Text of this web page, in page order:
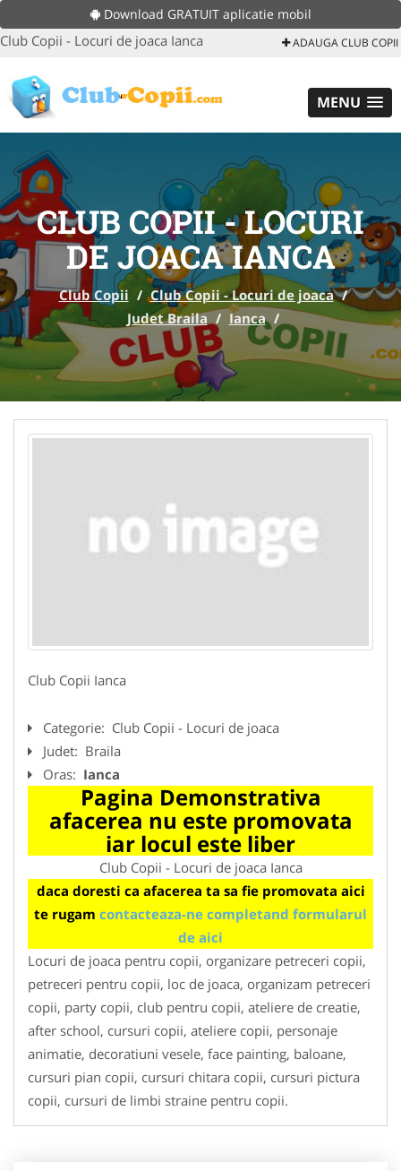
Download GRATUIT aplicatie mobil
Club Copii - Locuri de joaca Ianca ADAUGA CLUB COPII
MENU
CLUB COPII - LOCURI
DE JOACA IANCA
Club Copii / Club Copii - Locuri de joaca /
Judet Braila / Ianca /
Club Copii Ianca
Categorie: Club Copii - Locuri de joaca
Judet: Braila
Oras: Ianca
Pagina Demonstrativa
afacerea nu este promovata
iar locul este liber
Club Copii - Locuri de joaca Ianca
daca doresti ca afacerea ta sa fie promovata aici
te rugam contacteaza-ne completand formularul
de aici
Locuri de joaca pentru copii, organizare petreceri copii,
petreceri pentru copii, loc de joaca, organizam petreceri
copii, party copii, club pentru copii, ateliere de creatie,
after school, cursuri copii, ateliere copii, personaje
animatie, decoratiuni vesele, face painting, baloane,
cursuri pian copii, cursuri chitara copii, cursuri pictura
copii, cursuri de limbi straine pentru copii.